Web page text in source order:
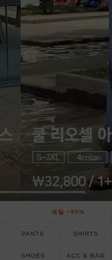
세일 ~90%
PANTS SHIRTS
SHOES ACC & BAG